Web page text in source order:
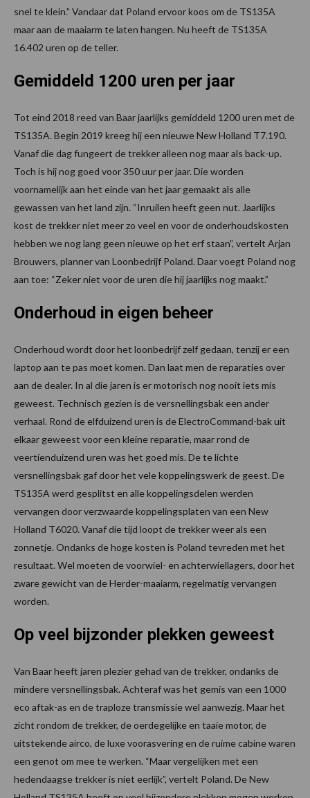
snel te klein.” Vandaar dat Poland ervoor koos om de TS135A
maar aan de maaiarm te laten hangen. Nu heeft de TS135A
16.402 uren op de teller.
Gemiddeld 1200 uren per jaar
Tot eind 2018 reed van Baar jaarlijks gemiddeld 1200 uren met de
TS135A. Begin 2019 kreeg hij een nieuwe New Holland T7.190.
Vanaf die dag fungeert de trekker alleen nog maar als back-up.
Toch is hij nog goed voor 350 uur per jaar. Die worden
voornamelijk aan het einde van het jaar gemaakt als alle
gewassen van het land zijn. “Inruilen heeft geen nut. Jaarlijks
kost de trekker niet meer zo veel en voor de onderhoudskosten
hebben we nog lang geen nieuwe op het erf staan”, vertelt Arjan
Brouwers, planner van Loonbedrijf Poland. Daar voegt Poland nog
aan toe: “Zeker niet voor de uren die hij jaarlijks nog maakt.”
Onderhoud in eigen beheer
Onderhoud wordt door het loonbedrijf zelf gedaan, tenzij er een
laptop aan te pas moet komen. Dan laat men de reparaties over
aan de dealer. In al die jaren is er motorisch nog nooit iets mis
geweest. Technisch gezien is de versnellingsbak een ander
verhaal. Rond de elfduizend uren is de ElectroCommand-bak uit
elkaar geweest voor een kleine reparatie, maar rond de
veertienduizend uren was het goed mis. De te lichte
versnellingsbak gaf door het vele koppelingswerk de geest. De
TS135A werd gesplitst en alle koppelingsdelen werden
vervangen door verzwaarde koppelingsplaten van een New
Holland T6020. Vanaf die tijd loopt de trekker weer als een
zonnetje. Ondanks de hoge kosten is Poland tevreden met het
resultaat. Wel moeten de voorwiel- en achterwiellagers, door het
zware gewicht van de Herder-maaiarm, regelmatig vervangen
worden.
Op veel bijzonder plekken geweest
Van Baar heeft jaren plezier gehad van de trekker, ondanks de
mindere versnellingsbak. Achteraf was het gemis van een 1000
eco aftak-as en de traploze transmissie wel aanwezig. Maar het
zicht rondom de trekker, de oerdegelijke en taaie motor, de
uitstekende airco, de luxe voorasvering en de ruime cabine waren
een genot om mee te werken. “Maar vergelijken met een
hedendaagse trekker is niet eerlijk”, vertelt Poland. De New